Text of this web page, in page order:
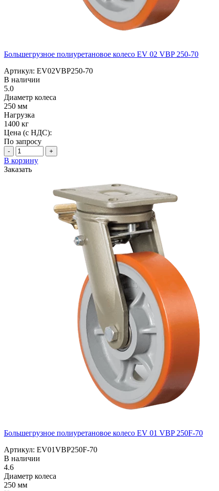
Большегрузное полиуретановое колесо EV 02 VBP 250-70
Артикул: EV02VBP250-70
В наличии
5.0
Диаметр колеса
250 мм
Нагрузка
1400 кг
Цена (с НДС):
По запросу
- +
В корзину
Заказать
Большегрузное полиуретановое колесо EV 01 VBP 250F-70
Артикул: EV01VBP250F-70
В наличии
4.6
Диаметр колеса
250 мм